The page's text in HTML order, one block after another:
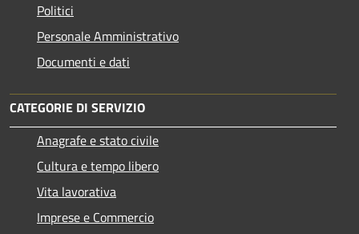
Politici
Personale Amministrativo
Documenti e dati
CATEGORIE DI SERVIZIO
Anagrafe e stato civile
Cultura e tempo libero
Vita lavorativa
Imprese e Commercio